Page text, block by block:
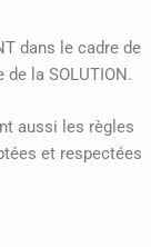
dans le cadre de
de la SOLUTION.
aussi les règles
et respectées